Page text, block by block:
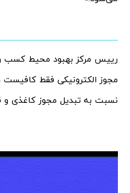
رییس مرکز بهبود محیط کسب
مجوز الکترونیکی فقط کافیست
نسبت به تبدیل مجوز کاغذی و